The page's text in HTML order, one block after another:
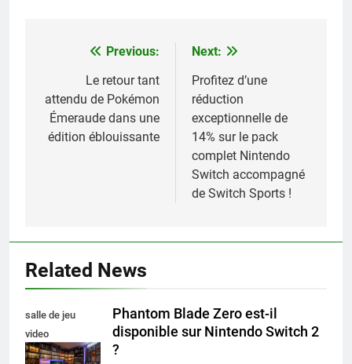
Navigation
l’article
Previous:
Le retour tant
attendu de Pokémon
Émeraude dans une
édition éblouissante
Next:
Profitez d’une
réduction
exceptionnelle de
14% sur le pack
complet Nintendo
Switch accompagné
de Switch Sports !
Related News
salle de jeu
video
collectionneur
Phantom Blade Zero est-il
disponible sur Nintendo Switch 2
?